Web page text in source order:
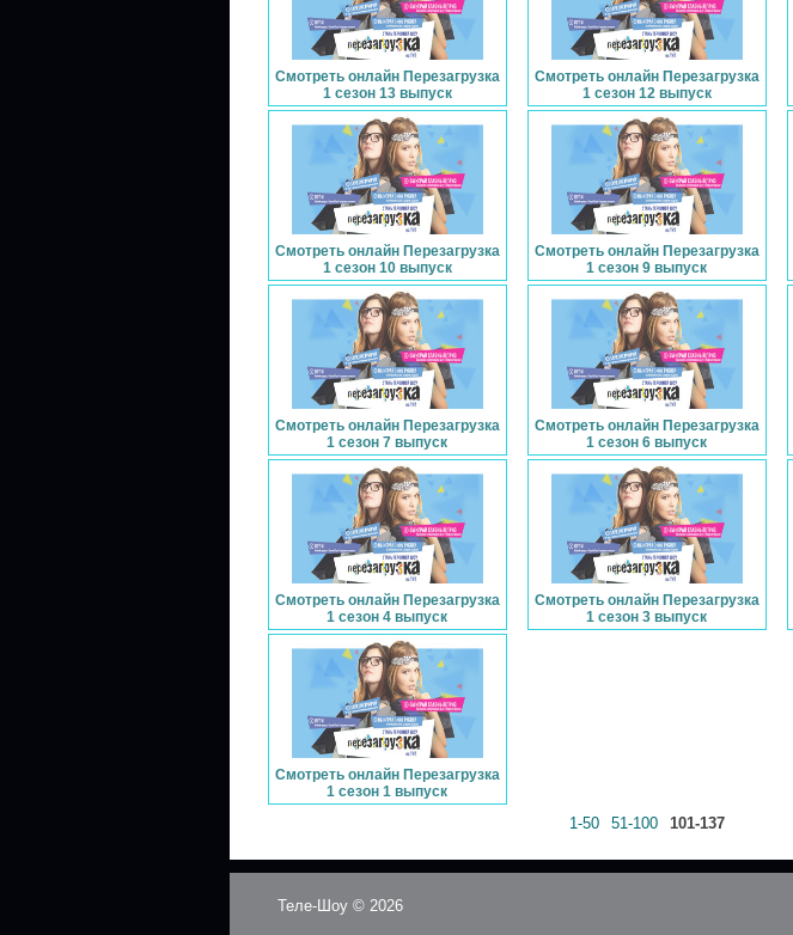
Смотреть онлайн Перезагрузка
1 сезон 13 выпуск
Смотреть онлайн Перезагрузка
1 сезон 12 выпуск
Смотреть онлайн Перезагрузка
1 сезон 10 выпуск
Смотреть онлайн Перезагрузка
1 сезон 9 выпуск
Смотреть онлайн Перезагрузка
1 сезон 7 выпуск
Смотреть онлайн Перезагрузка
1 сезон 6 выпуск
Смотреть онлайн Перезагрузка
1 сезон 4 выпуск
Смотреть онлайн Перезагрузка
1 сезон 3 выпуск
Смотреть онлайн Перезагрузка
1 сезон 1 выпуск
1-50 51-100 101-137
Теле-Шоу © 2026